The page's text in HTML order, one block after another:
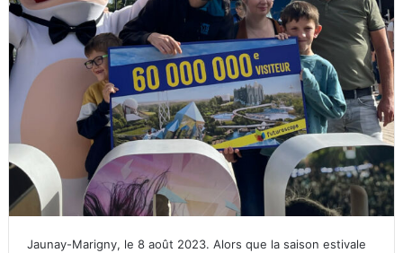
Jaunay-Marigny, le 8 août 2023. Alors que la saison estivale